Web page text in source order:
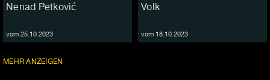
Nenad Petković
vom 25.10.2023
Volk
vom 18.10.2023
MEHRFOLGEN
ANZEIGEN